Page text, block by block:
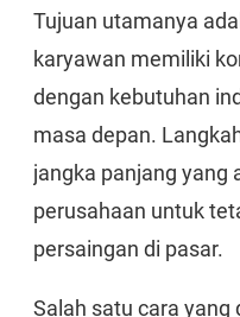
Tujuan utamanya
karyawan memiliki
dengan kebutuhan
masa depan.
jangka panjang yang
perusahaan untuk
persaingan di pasar.
Salah satu cara yang